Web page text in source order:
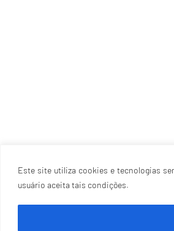
Este site utiliza cookies e tecnologias
usuário aceita tais condições.